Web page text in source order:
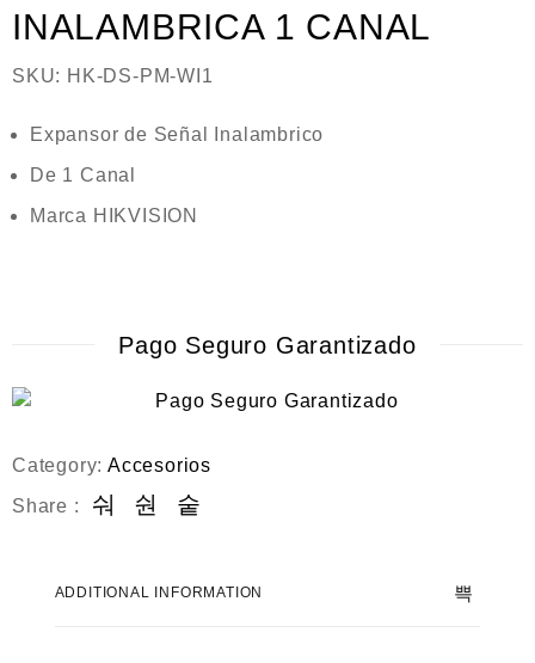
INALAMBRICA 1 CANAL
SKU: HK-DS-PM-WI1
Expansor de Señal Inalambrico
De 1 Canal
Marca HIKVISION
Pago Seguro Garantizado
Category:Accesorios
Share :
ADDITIONAL INFORMATION